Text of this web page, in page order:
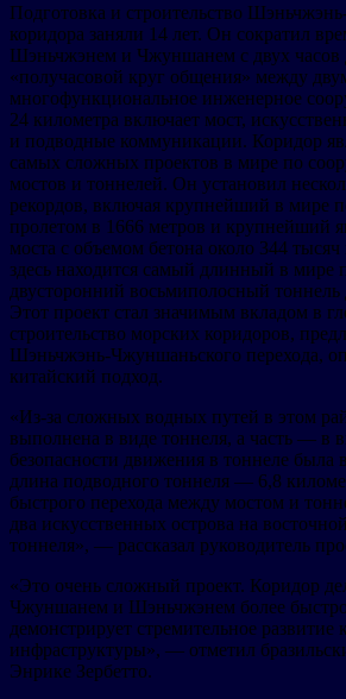
Подготовка и строительство
коридора заняли 14 лет. Он сократил
Шэньчжэнем и Чжуншанем с двух часов
«получасовой круг общения» между
многофункциональное инженерное
24 километра включает мост,
и подводные коммуникации. Коридор
самых сложных проектов в мире по
мостов и тоннелей. Он установил
рекордов, включая крупнейший в мире
пролетом в 1666 метров и крупнейший
моста с объемом бетона около 344
здесь находится самый длинный в мире
двусторонний восьмиполосный
Этот проект стал значимым вкладом в
строительство морских коридоров,
Шэньчжэнь-Чжуншаньского перехода,
китайский подход.
«Из-за сложных водных путей в этом
выполнена в виде тоннеля, а часть — в
безопасности движения в тоннеле была
длина подводного тоннеля — 6,8
быстрого перехода между мостом и
два искусственных острова на
тоннеля», — рассказал руководитель
«Это очень сложный проект. Коридор
Чжуншанем и Шэньчжэнем более
демонстрирует стремительное развитие
инфраструктуры», — отметил
Энрике Зербетто.